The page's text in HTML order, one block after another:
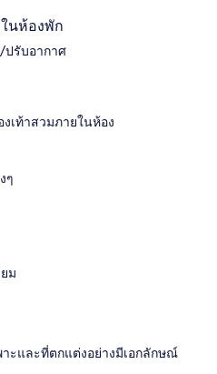
นห้องพัก
ปรับอากาศ
เท้าสวมภายในห้อง
ๆ
ม
ะและที่ตกแต่งอย่างมีเอกลักษณ์